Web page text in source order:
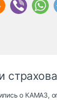
о КАМАЗ,